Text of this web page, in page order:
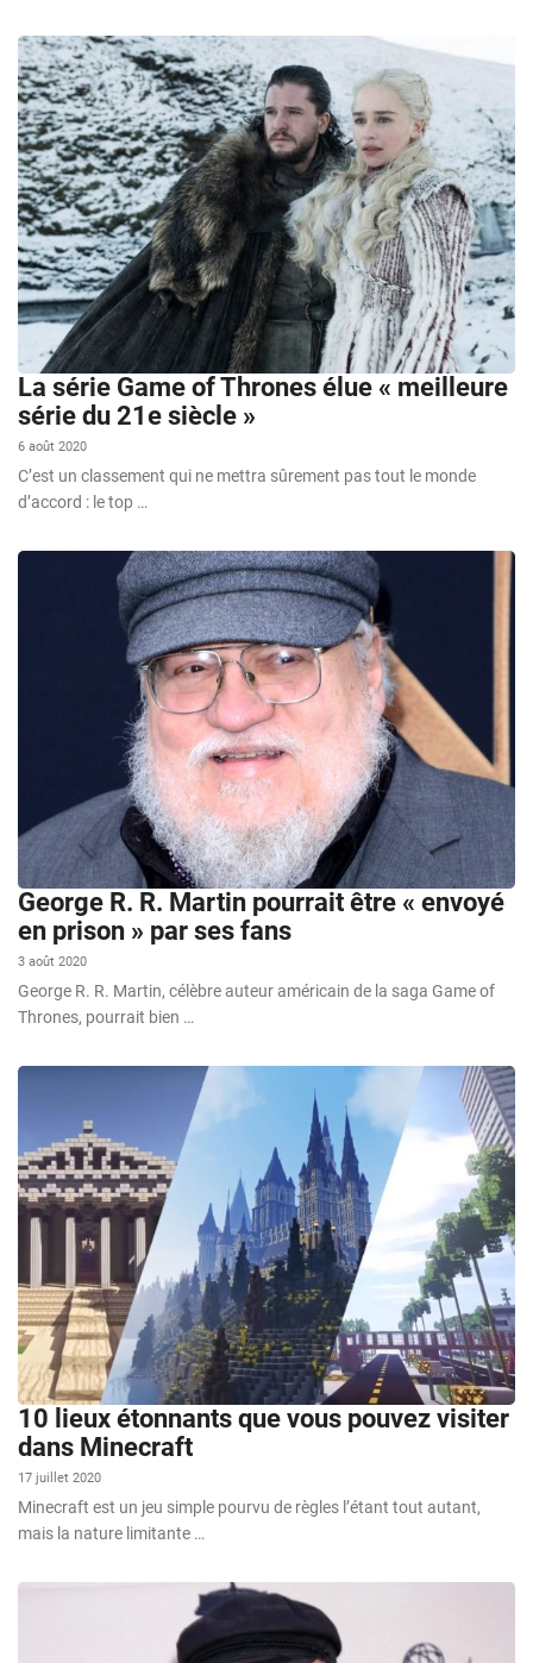
La série Game of Thrones élue « meilleure
série du 21e siècle »
6 août 2020
C’est un classement qui ne mettra sûrement pas tout le monde
d’accord : le top …
George R. R. Martin pourrait être « envoyé
en prison » par ses fans
3 août 2020
George R. R. Martin, célèbre auteur américain de la saga Game of
Thrones, pourrait bien …
10 lieux étonnants que vous pouvez visiter
dans Minecraft
17 juillet 2020
Minecraft est un jeu simple pourvu de règles l’étant tout autant,
mais la nature limitante …